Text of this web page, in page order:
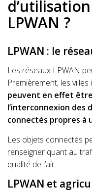
LPWAN ?
LPWAN : le
Les réseaux LPWAN
Premièrement, les villes
peuvent en effet
l’interconnexion
connectés propres à
Les objets connectés
renseigner quant au
qualité de l’air.
LPWAN et